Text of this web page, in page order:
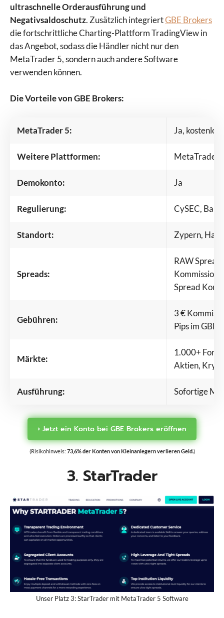
ultraschnelle Orderausführung und
Negativsaldoschutz. Zusätzlich integriertGBE Brokers
die fortschrittliche Charting-Plattform TradingView in
das Angebot, sodass die Händler nicht nur den
MetaTrader 5, sondern auch andere Software
verwenden können.
Die Vorteile von GBE Brokers:
MetaTrader 5: Ja, kostenlos
Weitere Plattformen: MetaTrader
Demokonto: Ja
Regulierung: CySEC,
Standort: Zypern,
Spreads:
RAW
Spread
Gebühren:
3 €
Pips im GBE
Märkte:
1.000+
Aktien,
Ausführung: Sofortige
› Jetzt ein Konto bei GBE Brokers eröffnen
(Risikohinweis: 73,6% der Konten von Kleinanlegern verlieren Geld.)
3. StarTrader
Unser Platz 3: StarTrader mit MetaTrader 5 Software